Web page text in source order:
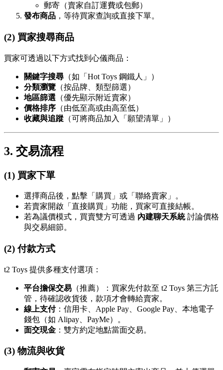
郵寄（賣家自訂運費或包郵）
發布商品 ，等待買家查詢或直接下單。
(2) 買家搜尋商品
買家可透過以下方式找到心儀商品：
關鍵字搜尋 （如「Hot Toys 鋼鐵人」）
分類瀏覽 （按品牌、類型篩選）
地區篩選 （優先顯示附近賣家）
價格排序 （由低至高或由高至低）
收藏與追蹤 （可將商品加入「願望清單」）
3. 交易流程
(1) 買家下單
選擇商品後，點擊「購買」或「聯絡賣家」。
若賣家開啟「直接購買」功能，買家可直接結帳。
若為議價模式，買賣雙方可透過 內建聊天系統討論價格
與交易細節。
(2) 付款方式
t2 Toys 提供多種支付選項：
平台擔保交易 （推薦）：買家先付款至 t2 Toys 第三方託
管，待確認收貨後，款項才會轉給賣家。
線上支付：信用卡、Apple Pay、Google Pay、本地電子
錢包（如 Alipay、PayMe）。
面交現金 ：雙方約定地點當面交易。
(3) 物流與收貨